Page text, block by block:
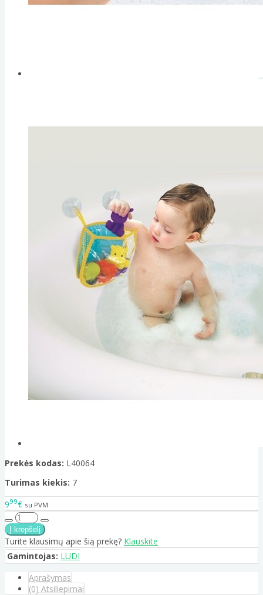
Prekės kodas: L40064
Turimas kiekis: 7
999€ su PVM
Turite klausimų apie šią prekę? Klauskite
Gamintojas: LUDI
Aprašymas
(0) Atsiliepimai